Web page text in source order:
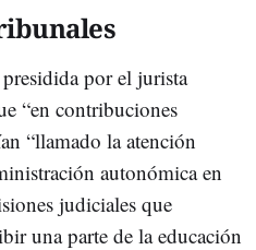
por el jurista
“en contribuciones
“llamado la atención
autonómica en
judiciales que
una parte de la educación